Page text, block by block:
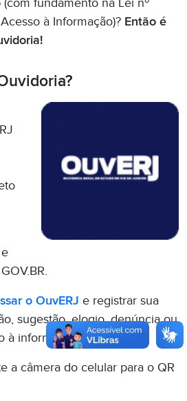
(com fundamento na Lei nº
à Informação)? Então é
o OuvERJ e registrar sua
sugestão, elogio, denúncia ou
informação à SEFAZ-RJ.
a câmera do celular para o QR